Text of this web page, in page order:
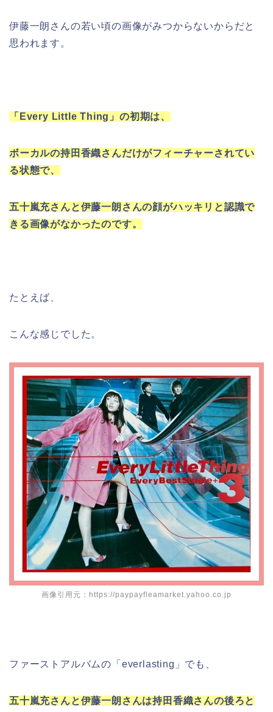
伊藤一朗さんの若い頃の画像がみつからないからだと
思われます。
「Every Little Thing」の初期は、
ボーカルの持田香織さんだけがフィーチャーされてい
る状態で、
五十嵐充さんと伊藤一朗さんの顔がハッキリと認識で
きる画像がなかったのです。
たとえば、
こんな感じでした。
画像引用元：https://paypayfleamarket.yahoo.co.jp
ファーストアルバムの「everlasting」でも、
五十嵐充さんと伊藤一朗さんは持田香織さんの後ろと